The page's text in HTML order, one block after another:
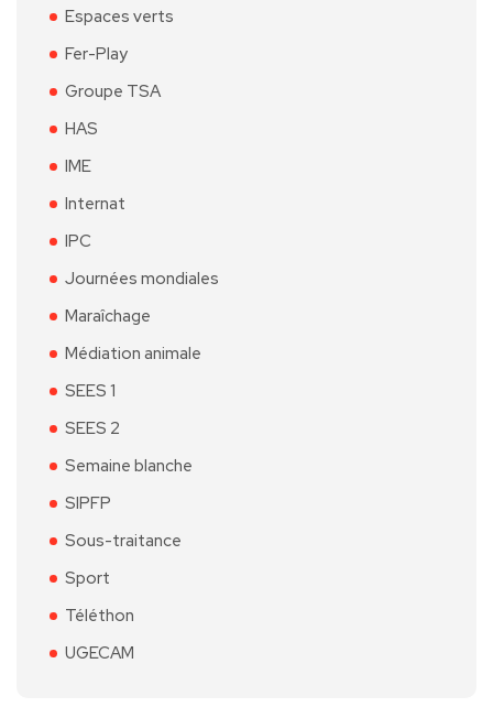
Espaces verts
Fer-Play
Groupe TSA
HAS
IME
Internat
IPC
Journées mondiales
Maraîchage
Médiation animale
SEES 1
SEES 2
Semaine blanche
SIPFP
Sous-traitance
Sport
Téléthon
UGECAM